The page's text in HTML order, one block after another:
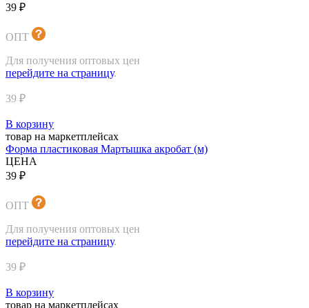
39 ₽
ОПТ
Для получения оптовых цен
перейдите на страницу.
39 ₽
В корзину
товар на маркетплейсах
Форма пластиковая Мартышка акробат (м)
ЦЕНА
39 ₽
ОПТ
Для получения оптовых цен
перейдите на страницу.
39 ₽
В корзину
товар на маркетплейсах